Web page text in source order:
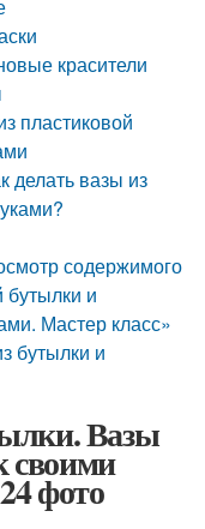
красители
пластиковой
делать вазы из
содержимого
бутылки и
Мастер класс»
бутылки и
Вазы
своими
фото